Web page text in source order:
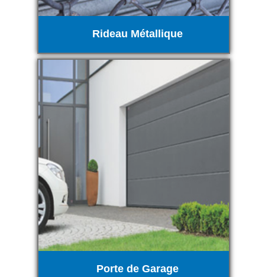
Rideau Métallique
Porte de Garage